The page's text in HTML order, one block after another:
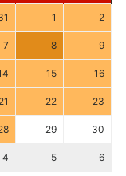
1 2
7 8 9
15 16
21 22 23
29 30
4 5 6